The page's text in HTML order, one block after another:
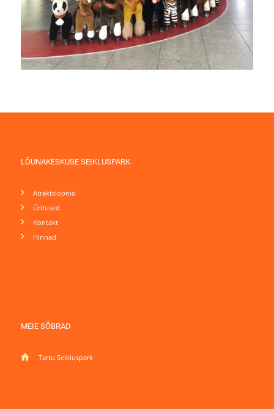
LÕUNAKESKUSE SEIKLUSPARK
Atraktsioonid
Üritused
Kontakt
Hinnad
MEIE SÕBRAD
Tartu Seikluspark